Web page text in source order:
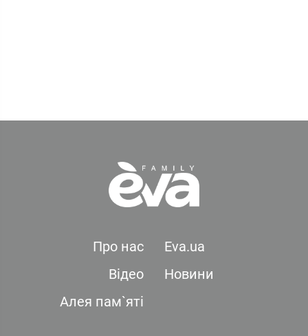
Про нас
Eva.ua
Відео
Новини
Алея пам`яті